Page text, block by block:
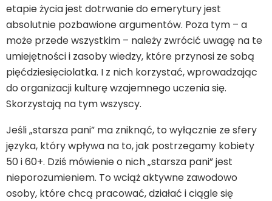
etapie życia jest dotrwanie do emerytury jest
absolutnie pozbawione argumentów. Poza tym – a
może przede wszystkim – należy zwrócić uwagę na te
umiejętności i zasoby wiedzy, które przynosi ze sobą
pięćdziesięciolatka. I z nich korzystać, wprowadzając
do organizacji kulturę wzajemnego uczenia się.
Skorzystają na tym wszyscy.
Jeśli „starsza pani” ma zniknąć, to wyłącznie ze sfery
języka, który wpływa na to, jak postrzegamy kobiety
50 i 60+. Dziś mówienie o nich „starsza pani” jest
nieporozumieniem. To wciąż aktywne zawodowo
osoby, które chcą pracować, działać i ciągle się